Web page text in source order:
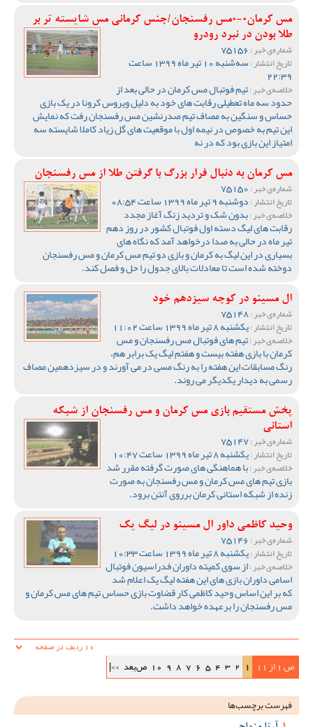
مس کرمان0-0مس رفسنجان/جنس کرمانی مس شایسته تر بر
طلا بودن در نبرد رودرو
شماره‌ی خبر :
تاریخ انتشار : سه‌شنبه 10 تیر ماه 1399 ساعت
22:39
خلاصه‌ی خبر :تیم فوتبال مس کرمان در حالی بعد از
حدود سه ماه تعطیلی رقابت های خود به دلیل ویروس کرونا در یک بازی
حساس و سنگین به مصاف تیم صدرنشین مس رفسنجان رفت که نمایش
این تیم به خصوص در نیمه اول با موقعیت های گل زیاد کاملا شایسته سه
امتیاز این بازی بود که در نه
مس کرمان به دنبال فرار بزرگ با گرفتن طلا از مس رفسنجان
شماره‌ی خبر :
تاریخ انتشار :دوشنبه 9 تیر ماه 1399 ساعت 08:54
خلاصه‌ی خبر :بدون شک و تردید زنگ آغاز مجدد
رقابت های لیگ دسته اول فوتبال کشور در روز دهم
تیر ماه در حالی به صدا درخواهد آمد که نگاه های
بسیاری در این لیگ به کرمان و بازی دو تیم مس کرمان و مس رفسنجان
دوخته شده است تا معادلات بالای جدول را حل و فصل کند.
ال مسینو در کوچه سیزدهم خود
شماره‌ی خبر :
تاریخ انتشار :یکشنبه 8 تیر ماه 1399 ساعت 11:02
خلاصه‌ی خبر :تیم های فوتبال مس رفسنجان و مس
کرمان با بازی هفته بیست و هفتم لیگ یک برابر هم،
رنگ مسابقات این هفته را به رنگ مسی در می آورند و در سیزدهمین مصاف
رسمی به دیدار یکدیگر می روند.
پخش مستقیم بازی مس کرمان و مس رفسنجان از شبکه
استانی
شماره‌ی خبر :
تاریخ انتشار :یکشنبه 8 تیر ماه 1399 ساعت 10:47
خلاصه‌ی خبر :با هماهنگی های صورت گرفته مقرر شد
بازی تیم های مس کرمان و مس رفسنجان به صورت
زنده از شبکه استانی کرمان برروی آنتن برود.
وحید کاظمی داور ال مسینو در لیگ یک
شماره‌ی خبر :
تاریخ انتشار :یکشنبه 8 تیر ماه 1399 ساعت 10:33
خلاصه‌ی خبر :از سوی کمیته داوران فدراسیون فوتبال
اسامی داوران بازی های این هفته لیگ یک اعلام شد
که بر این اساس وحید کاظمی کار قضاوت بازی حساس تیم های مس کرمان و
مس رفسنجان را برعهده خواهد داشت.
ص 1 از 11 1
2
3
4
5
6
7
8
9
10 ص‌بعد >>|
فهرست برچسب‌ها